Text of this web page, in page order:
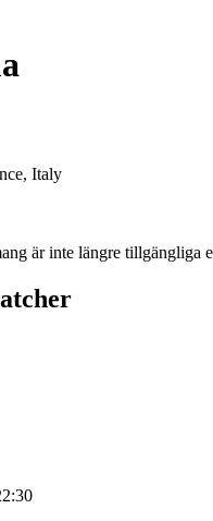
Italy
är inte längre tillgängliga